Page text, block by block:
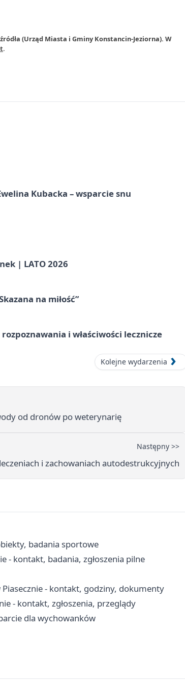
(Urząd Miasta i Gminy Konstancin-Jeziorna). W
.
Kubacka – wsparcie snu
| LATO 2026
na miłość”
i właściwości lecznicze
Kolejne wydarzenia
od dronów po weterynarię
Następny >>
i zachowaniach autodestrukcyjnych
badania sportowe
- kontakt, badania, zgłoszenia pilne
Piasecznie - kontakt, godziny, dokumenty
- kontakt, zgłoszenia, przeglądy
dla wychowanków